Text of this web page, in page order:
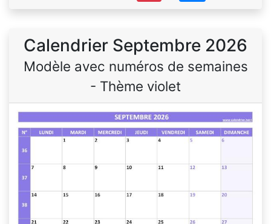
Calendrier Septembre 2026
Modèle avec numéros de semaines
- Thème violet